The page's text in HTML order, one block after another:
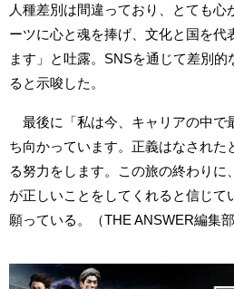
人種差別は間違っており、とても心
ーツに心と魂を捧げ、文化と国を代
ます」と吐露。SNSを通じて差別
ると示唆した。
最後に「私は今、キャリアの中で
ち向かっています。正義はなされた
る努力をします。この旅の終わりに
が正しいことをしてくれると信じて
願っている。（THE ANSWER編集部